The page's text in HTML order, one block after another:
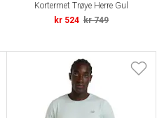
Kortermet Trøye Herre Gul
kr 524 kr 749